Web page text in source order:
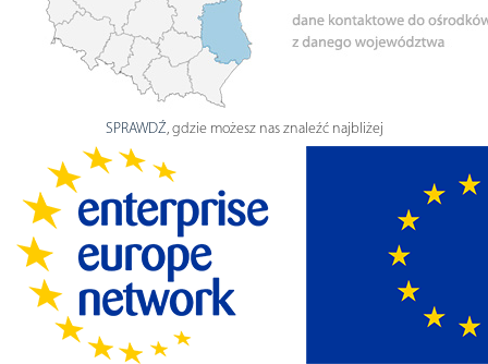
SPRAWDŹ, gdzie możesz nas znaleźć najbliżej